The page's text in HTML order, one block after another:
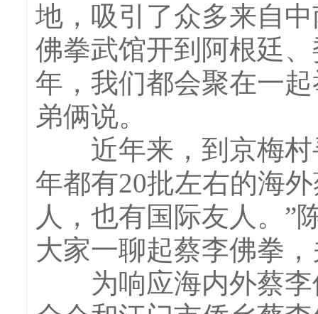
地，吸引了众多来自
佛拳武馆开到阿根廷
年，我们都会聚在一
弟俩说。
近年来，到京梅村
年都有20批左右的海
人，也有国际友人。”
大家一聊起蔡李佛拳
为响应海内外蔡李